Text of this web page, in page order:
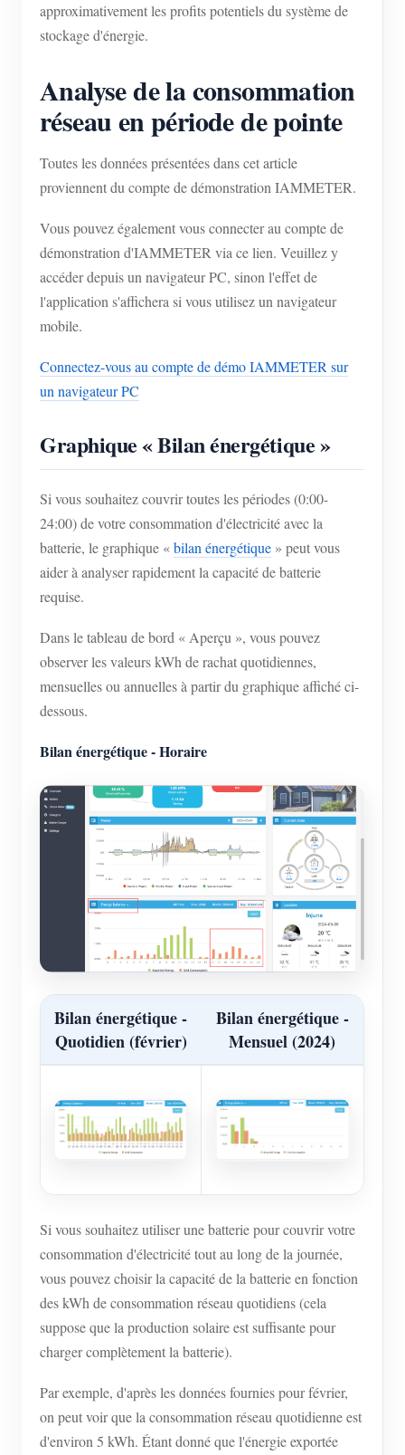
approximativement les profits potentiels du système de
stockage d'énergie.
Analyse de la consommation
réseau en période de pointe
Toutes les données présentées dans cet article
proviennent du compte de démonstration IAMMETER.
Vous pouvez également vous connecter au compte de
démonstration d'IAMMETER via ce lien. Veuillez y
accéder depuis un navigateur PC, sinon l'effet de
l'application s'affichera si vous utilisez un navigateur
mobile.
Connectez-vous au compte de démo IAMMETER sur
un navigateur PC
Graphique « Bilan énergétique »
Si vous souhaitez couvrir toutes les périodes (0:00-
24:00) de votre consommation d'électricité avec la
batterie, le graphique «bilan énergétique » peut vous
aider à analyser rapidement la capacité de batterie
requise.
Dans le tableau de bord « Aperçu », vous pouvez
observer les valeurs kWh de rachat quotidiennes,
mensuelles ou annuelles à partir du graphique affiché ci-
dessous.
Bilan énergétique - Horaire
Bilan énergétique -
Quotidien (février)
Bilan énergétique -
Mensuel (2024)
Si vous souhaitez utiliser une batterie pour couvrir votre
consommation d'électricité tout au long de la journée,
vous pouvez choisir la capacité de la batterie en fonction
des kWh de consommation réseau quotidiens (cela
suppose que la production solaire est suffisante pour
charger complètement la batterie).
Par exemple, d'après les données fournies pour février,
on peut voir que la consommation réseau quotidienne est
d'environ 5 kWh. Étant donné que l'énergie exportée